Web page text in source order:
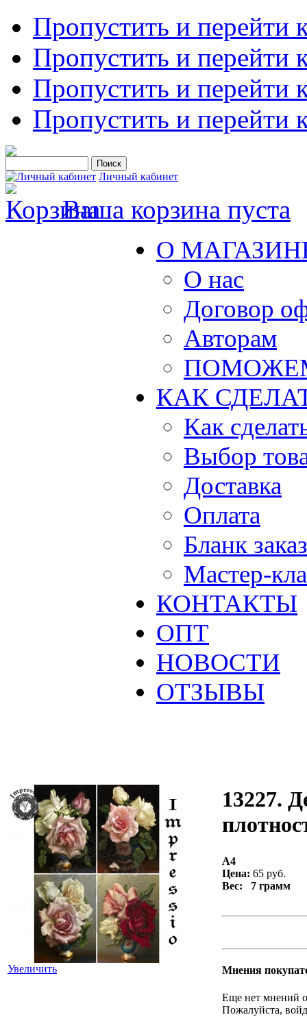
Пропустить и перейти
Пропустить и перейти
Пропустить и перейти
Пропустить и перейти
Личный кабинет
Ваша корзина пуста
О
О нас
Договор
Авторам
КАК
Как
Выбор
Доставка
Оплата
Бланк
Мастер-
КОНТАКТЫ
ОПТ
НОВОСТИ
ОТЗЫВЫ
Увеличить
13227.
А4
Цена: 65 руб.
Вес: 7 грамм
Мнения
Еще нет мнений
Пожалуйста,